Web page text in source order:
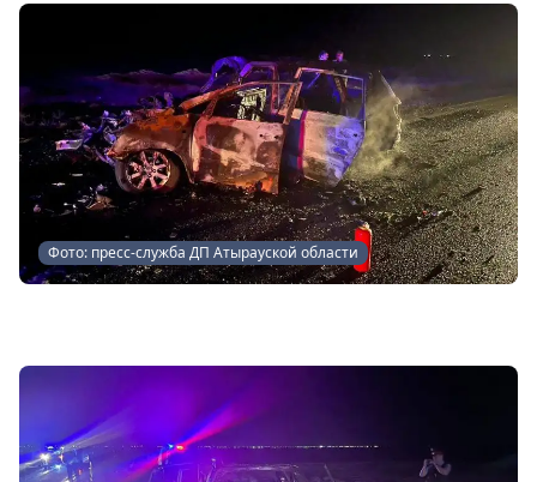
Фото: пресс-служба ДП Атырауской области